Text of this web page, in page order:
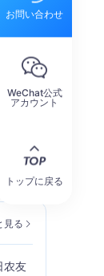
見る
农友
お問い合わせ
WeChat公式
アカウント
トップに戻る